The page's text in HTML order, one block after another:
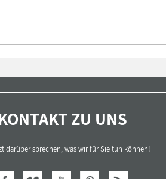
ZU UNS
darüber sprechen, was wir für Sie tun können!